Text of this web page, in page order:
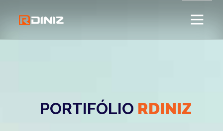
PORTIFÓLIO RDINIZ